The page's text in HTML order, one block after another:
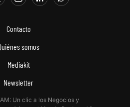
Contacto
somos
Mediakit
Newsletter
Un clic a los Negocios y